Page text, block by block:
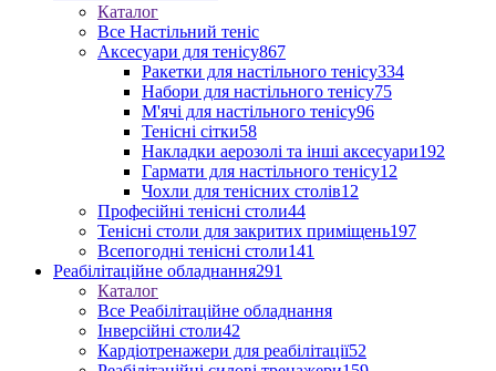
Каталог
Все Настільний теніс
Аксесуари для тенісу867
Ракетки для настільного тенісу334
Набори для настільного тенісу75
М'ячі для настільного тенісу96
Тенісні сітки58
Накладки аерозолі та інші аксесуари192
Гармати для настільного тенісу12
Чохли для тенісних столів12
Професійні тенісні столи44
Тенісні столи для закритих приміщень197
Всепогодні тенісні столи141
Реабілітаційне обладнання291
Каталог
Все Реабілітаційне обладнання
Інверсійні столи42
Кардіотренажери для реабілітації52